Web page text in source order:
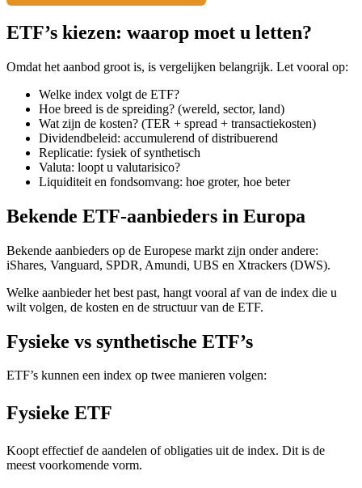
ETF’s kiezen: waarop moet u letten?
Omdat het aanbod groot is, is vergelijken belangrijk. Let vooral op:
Welke index volgt de ETF?
Hoe breed is de spreiding? (wereld, sector, land)
Wat zijn de kosten? (TER + spread + transactiekosten)
Dividendbeleid: accumulerend of distribuerend
Replicatie: fysiek of synthetisch
Valuta: loopt u valutarisico?
Liquiditeit en fondsomvang: hoe groter, hoe beter
Bekende ETF-aanbieders in Europa
Bekende aanbieders op de Europese markt zijn onder andere:
iShares, Vanguard, SPDR, Amundi, UBS en Xtrackers (DWS).
Welke aanbieder het best past, hangt vooral af van de index die u
wilt volgen, de kosten en de structuur van de ETF.
Fysieke vs synthetische ETF’s
ETF’s kunnen een index op twee manieren volgen:
Fysieke ETF
Koopt effectief de aandelen of obligaties uit de index. Dit is de
meest voorkomende vorm.